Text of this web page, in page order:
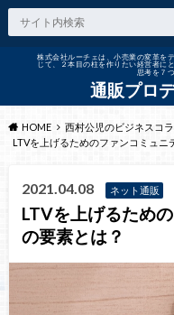
株式会社ルーチェは、小売業の変革を
じて、２本目の柱を作りたい経営者に
思考を７
通販プロ
HOME 西村公児のビジネスコ
LTVを上げるためのファンコミュニ
2021.04.08 ネット通販
LTVを上げるため
の要素とは？